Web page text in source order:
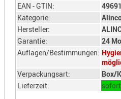
EAN - GTIN:
Kategorie:
Hersteller:
Garantie:
24
Auflagen/Bestimmungen:
Verpackungsart:
Box/
Lieferzeit: